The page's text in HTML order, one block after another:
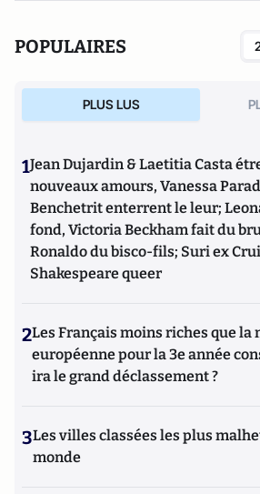
POPULAIRES
PLUS LUS
1Jean Dujardin & Laetitia Casta
nouveaux amours, Vanessa
Benchetrit enterrent le leur;
fond, Victoria Beckham fait du
Ronaldo du bisco-fils; Suri ex
Shakespeare queer
2Les Français moins riches que la
européenne pour la 3e année
ira le grand déclassement ?
3Les villes classées les plus
monde